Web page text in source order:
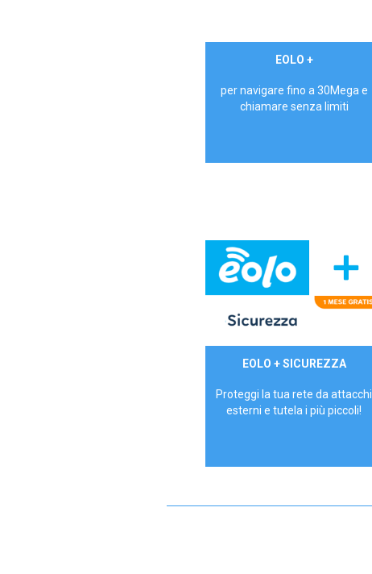
€ 24,90/meseEOLO +
per navigare fino a 30Mega e
chiamare senza limiti
29,90€/mese
EOLO + SICUREZZA
Proteggi la tua rete da attacchi
esterni e tutela i più piccoli!